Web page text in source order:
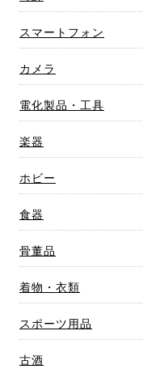
スマートフォン
カメラ
電化製品・工具
楽器
ホビー
食器
骨董品
着物・衣類
スポーツ用品
古酒